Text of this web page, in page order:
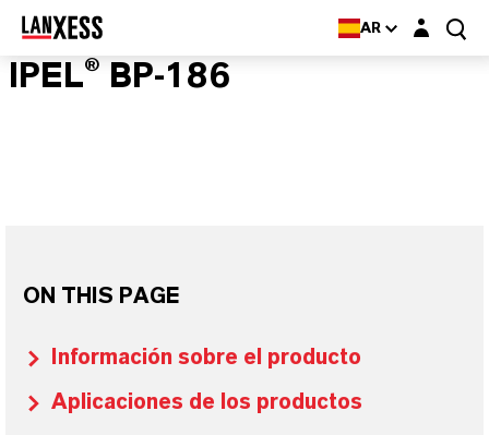
AR Login layer
IPEL® BP-186
ON THIS PAGE
Información sobre el producto
Aplicaciones de los productos